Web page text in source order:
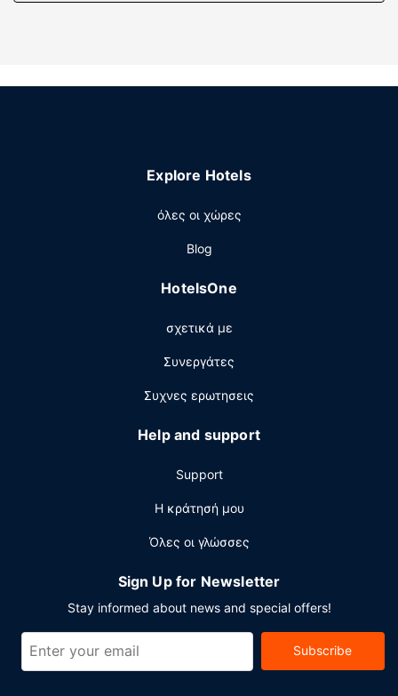
Μετά από μια μέρα στις πίστες σκι, χαλαρώστε σε μια
Περιλαμβάνεται δωρεάν πρωινό (σε μπουφέ).
επιχειρηματικό κέντρο που λειτουργεί 24 ώρες το
ρεσεψιόν όλο το 24ωρο. Οι εγκαταστάσεις εκδηλώσεων
συνεδριακό κέντρο και αίθουσες συνεδριάσεων. Στους
Explore Hotels
όλες οι χώρες
Blog
HotelsOne
σχετικά με
Συνεργάτες
Συχνες ερωτησεις
Help and support
Support
Η κράτησή μου
Όλες οι γλώσσες
Sign Up for Newsletter
Stay informed about news and special offers!
Subscribe